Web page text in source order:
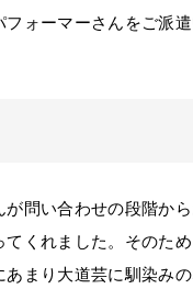
ォーマーさんをご派遣
問い合わせの段階か
てくれました。そのた
あまり大道芸に馴染み